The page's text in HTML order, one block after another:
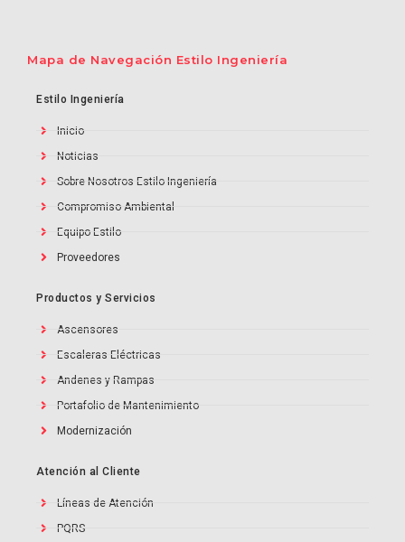
Mapa de Navegación Estilo Ingeniería
Estilo Ingeniería
Inicio
Noticias
Sobre Nosotros Estilo Ingeniería
Compromiso Ambiental
Equipo Estilo
Proveedores
Productos y Servicios
Ascensores
Escaleras Eléctricas
Andenes y Rampas
Portafolio de Mantenimiento
Modernización
Atención al Cliente
Líneas de Atención
PQRS